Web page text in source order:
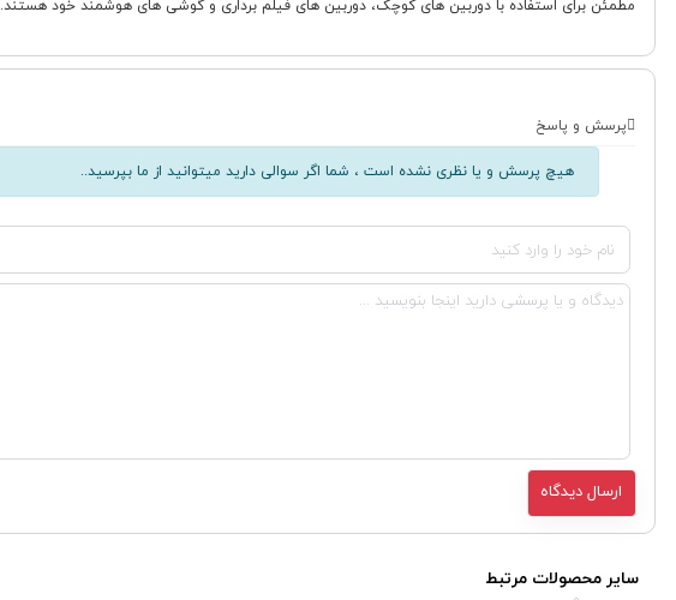
مطمئن برای استفاده با دوربین های کوچک، دوربین های فیلم برداری و گوشی های هوشمند خود هستند.
پرسش و پاسخ
هیچ پرسش و یا نظری نشده است ، شما اگر سوالی دارید میتوانید از ما بپرسید..
سایر محصولات مرتبط